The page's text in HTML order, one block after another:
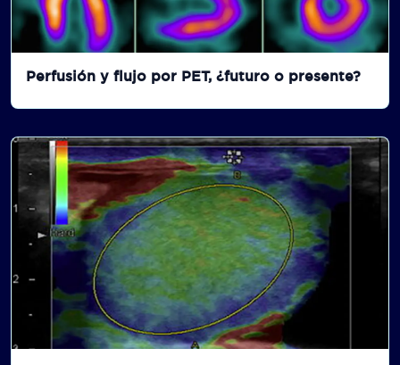
Perfusión y flujo por PET, ¿futuro o presente?